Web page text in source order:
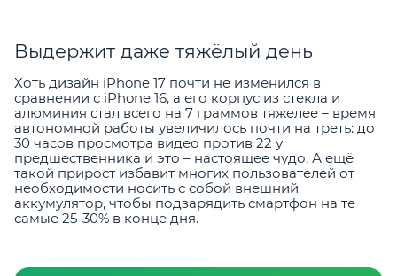
Выдержит даже тяжёлый день
Хоть дизайн iPhone 17 почти не изменился в
сравнении с iPhone 16, а его корпус из стекла и
алюминия стал всего на 7 граммов тяжелее – время
автономной работы увеличилось почти на треть: до
30 часов просмотра видео против 22 у
предшественника и это – настоящее чудо. А ещё
такой прирост избавит многих пользователей от
необходимости носить с собой внешний
аккумулятор, чтобы подзарядить смартфон на те
самые 25-30% в конце дня.